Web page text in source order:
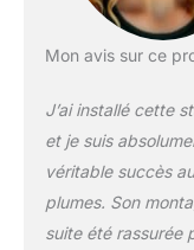
Mon avis sur ce
J’ai installé cette
et je suis
véritable succès
plumes. Son
suite été rassurée